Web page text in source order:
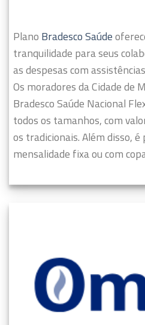
Plano Bradesco Saúde
tranquilidade para seus
as despesas com
Os moradores da Cidade de
Bradesco Saúde Nacional
todos os tamanhos, com
os tradicionais. Além disso,
mensalidade fixa ou com